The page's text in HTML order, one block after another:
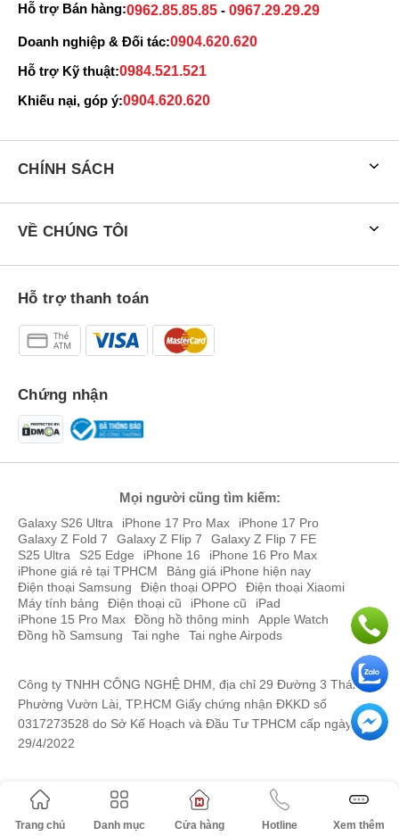
Trang chủ Danh mục Cửa hàng Hotline Xem thêm
Hỗ trợ Bán hàng:0962.85.85.85 - 0967.29.29.29
Doanh nghiệp & Đối tác:0904.620.620
Hỗ trợ Kỹ thuật:0984.521.521
Khiếu nại, góp ý:0904.620.620
CHÍNH SÁCH
VỀ CHÚNG TÔI
Hỗ trợ thanh toán
Chứng nhận
Mọi người cũng tìm kiếm:
Galaxy S26 Ultra iPhone 17 Pro Max
iPhone 17 Pro
Galaxy Z Fold 7
Galaxy Z Flip 7
Galaxy Z Flip 7 FE
S25 Ultra
S25 Edge iPhone 16
iPhone 16 Pro Max
iPhone giá rẻ tại TPHCM
Bảng giá iPhone hiện nay
Điện thoại Samsung
Điện thoại OPPO
Điện thoại Xiaomi
Máy tính bảng
Điện thoại cũ iPhone cũ
iPad
iPhone 15 Pro Max
Đồng hồ thông minh
Apple Watch
Đồng hồ Samsung
Tai nghe Tai nghe Airpods
Công ty TNHH CÔNG NGHỆ DHM, địa chỉ 29 Đường 3 Tháng 2,
Phường Vườn Lài, TP.HCM Giấy chứng nhận ĐKKD số
0317273528 do Sở Kế Hoạch và Đầu Tư TPHCM cấp ngày
29/4/2022